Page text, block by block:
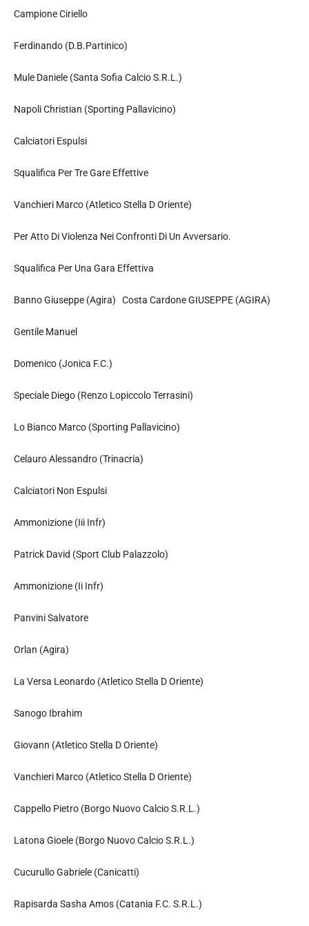
Campione Ciriello
Ferdinando (D.B.Partinico)
Mule Daniele (Santa Sofia Calcio S.R.L.)
Napoli Christian (Sporting Pallavicino)
Calciatori Espulsi
Squalifica Per Tre Gare Effettive
Vanchieri Marco (Atletico Stella D Oriente)
Per Atto Di Violenza Nei Confronti Di Un Avversario.
Squalifica Per Una Gara Effettiva
Banno Giuseppe (Agira) Costa Cardone GIUSEPPE (AGIRA)
Gentile Manuel
Domenico (Jonica F.C.)
Speciale Diego (Renzo Lopiccolo Terrasini)
Lo Bianco Marco (Sporting Pallavicino)
Celauro Alessandro (Trinacria)
Calciatori Non Espulsi
Ammonizione (Iii Infr)
Patrick David (Sport Club Palazzolo)
Ammonizione (Ii Infr)
Panvini Salvatore
Orlan (Agira)
La Versa Leonardo (Atletico Stella D Oriente)
Sanogo Ibrahim
Giovann (Atletico Stella D Oriente)
Vanchieri Marco (Atletico Stella D Oriente)
Cappello Pietro (Borgo Nuovo Calcio S.R.L.)
Latona Gioele (Borgo Nuovo Calcio S.R.L.)
Cucurullo Gabriele (Canicatti)
Rapisarda Sasha Amos (Catania F.C. S.R.L.)